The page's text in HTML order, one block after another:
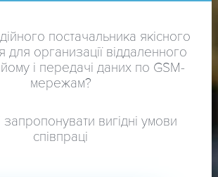
постачальника якісного
для организації віддаленного
і передачі даних по GSM-
мережам?
запропонувати вигідні умови
співпраці